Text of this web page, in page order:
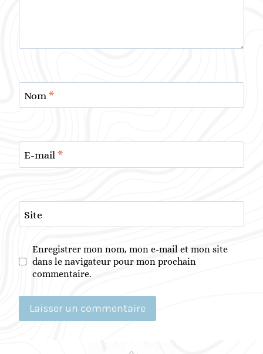
Nom *
E-mail *
Site
Enregistrer mon nom, mon e-mail et mon site
dans le navigateur pour mon prochain
commentaire.